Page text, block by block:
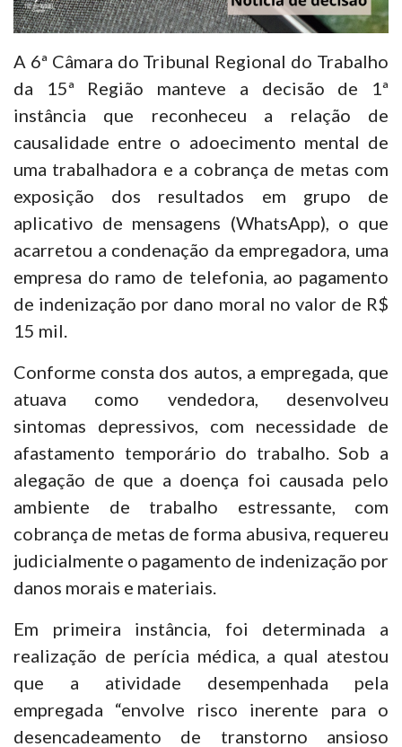
A 6ª Câmara do Tribunal Regional do Trabalho
da 15ª Região manteve a decisão de 1ª
instância que reconheceu a relação de
causalidade entre o adoecimento mental de
uma trabalhadora e a cobrança de metas com
exposição dos resultados em grupo de
aplicativo de mensagens (WhatsApp), o que
acarretou a condenação da empregadora, uma
empresa do ramo de telefonia, ao pagamento
de indenização por dano moral no valor de R$
15 mil.
Conforme consta dos autos, a empregada, que
atuava como vendedora, desenvolveu
sintomas depressivos, com necessidade de
afastamento temporário do trabalho. Sob a
alegação de que a doença foi causada pelo
ambiente de trabalho estressante, com
cobrança de metas de forma abusiva, requereu
judicialmente o pagamento de indenização por
danos morais e materiais.
Em primeira instância, foi determinada a
realização de perícia médica, a qual atestou
que a atividade desempenhada pela
empregada “envolve risco inerente para o
desencadeamento de transtorno ansioso